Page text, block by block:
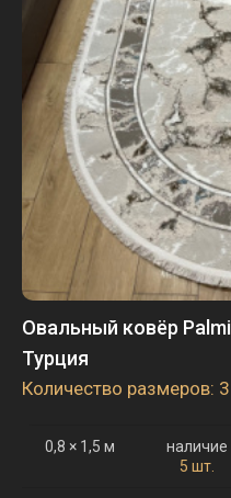
Овальный ковёр Palmira
Турция
Количество размеров: 3
0,8 × 1,5 м
наличие
5 шт.
в